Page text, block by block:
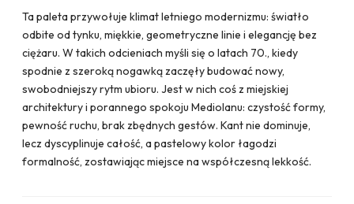
Ta paleta przywołuje klimat letniego modernizmu: światło
odbite od tynku, miękkie, geometryczne linie i elegancję bez
ciężaru. W takich odcieniach myśli się o latach 70., kiedy
spodnie z szeroką nogawką zaczęły budować nowy,
swobodniejszy rytm ubioru. Jest w nich coś z miejskiej
architektury i porannego spokoju Mediolanu: czystość formy,
pewność ruchu, brak zbędnych gestów. Kant nie dominuje,
lecz dyscyplinuje całość, a pastelowy kolor łagodzi
formalność, zostawiając miejsce na współczesną lekkość.